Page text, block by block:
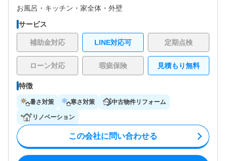
お風呂・ キッチン・ 家全体・ 外壁
サービス
補助金対応 LINE対応可 定期点検
ローン対応 瑕疵保険 見積もり無料
特徴
暑さ対策 寒さ対策 中古物件リフォーム
リノベーション
この会社に問い合わせる